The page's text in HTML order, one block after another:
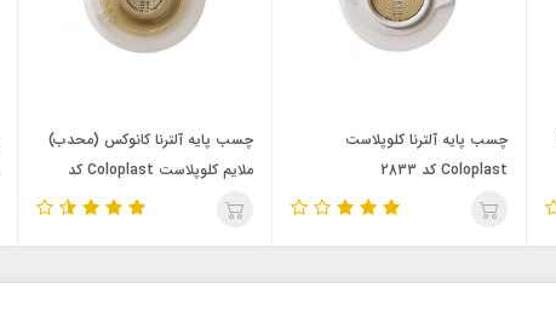
چسب پایه آلترنا کلوپلاست
Coloplast کد 2833
چسب پایه آلترنا کانوکس (محدب)
ملایم کلوپلاست Coloplast کد
1428